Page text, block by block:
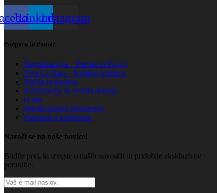
LinkedinInstagram
Podpora in Pomoč
Nagradna igra – Pravila in Pogoji
Viva La Gaia – Katalog izdelkov
Plačila in dostava
Reklamacije in vračilo denarja
O nas
Splošni pogoji poslovanja
Pravilnik o zasebnosti
Naroči se na naše novice!
Bodite prvi, ki izveste o naših novostih in pridobite ekskluzivne
ponudbe.